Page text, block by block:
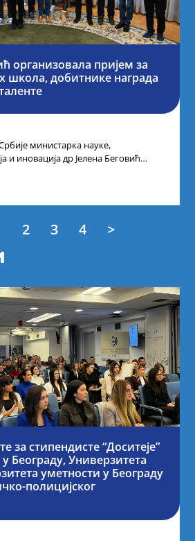
организовала пријем за
школа, добитнике награда
министарка науке,
и иновација др Јелена Беговић
2 3 4 >
за стипендисте “Доситеје”
Београду, Универзитета
уметности у Београду
полицијског